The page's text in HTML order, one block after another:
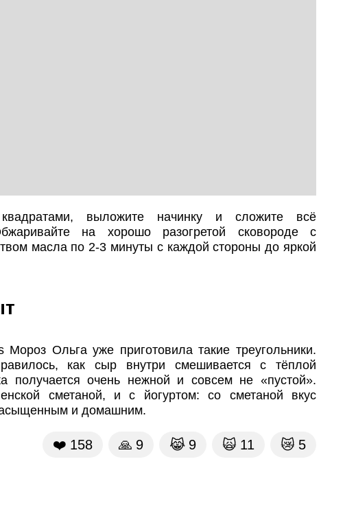
выложите начинку и сложите всё
на хорошо разогретой сковороде с
масла по 2-3 минуты с каждой стороны до яркой
Мороз Ольга уже приготовила такие треугольники.
как сыр внутри смешивается с тёплой
получается очень нежной и совсем не «пустой».
сметаной, и с йогуртом: со сметаной вкус
и домашним.
❤️ 158 🙏 9 😹 9 🙀 11 😿 5